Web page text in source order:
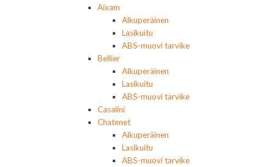
Aixam
Alkuperäinen
Lasikuitu
ABS-muovi tarvike
Bellier
Alkuperäinen
Lasikuitu
ABS-muovi tarvike
Casalini
Chatenet
Alkuperäinen
Lasikuitu
ABS-muovi tarvike